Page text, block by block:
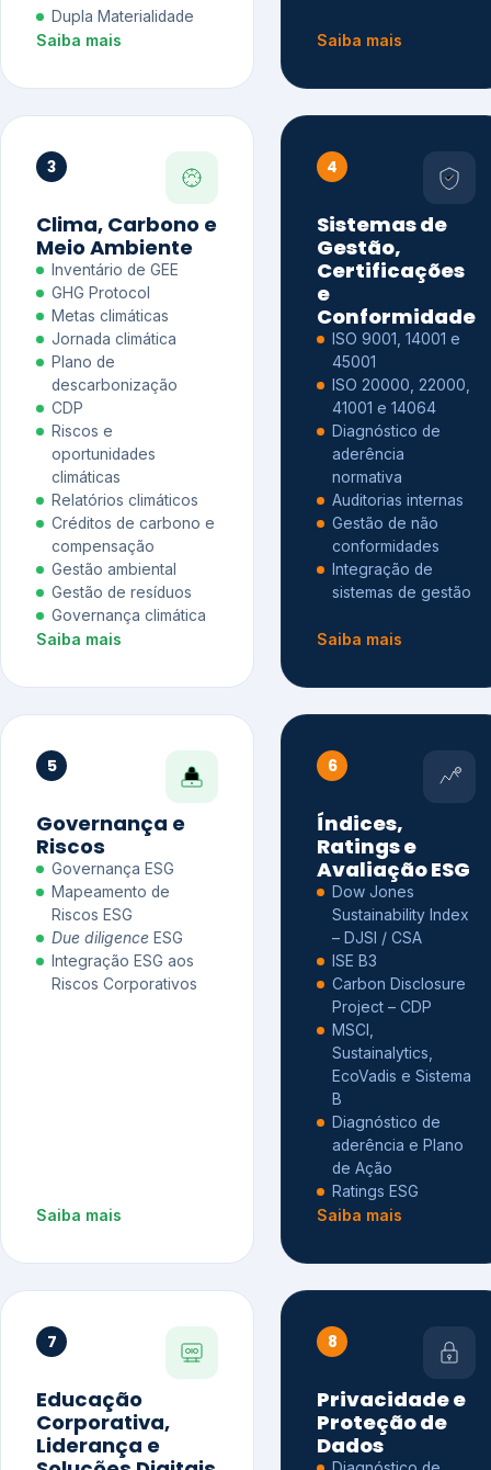
Dupla Materialidade
Saiba mais
Saiba mais
3
Clima, Carbono e
Meio Ambiente
Inventário de GEE
GHG Protocol
Metas climáticas
Jornada climática
Plano de
descarbonização
CDP
Riscos e
oportunidades
climáticas
Relatórios climáticos
Créditos de carbono e
compensação
Gestão ambiental
Gestão de resíduos
Governança climática
Saiba mais
4
Sistemas de
Gestão,
Certificações
e
Conformidade
ISO 9001, 14001 e
45001
ISO 20000, 22000,
41001 e 14064
Diagnóstico de
aderência
normativa
Auditorias internas
Gestão de não
conformidades
Integração de
sistemas de gestão
Saiba mais
5
Governança e
Riscos
Governança ESG
Mapeamento de
Riscos ESG
Due diligence ESG
Integração ESG aos
Riscos Corporativos
Saiba mais
6
Índices,
Ratings e
Avaliação ESG
Dow Jones
Sustainability Index
– DJSI / CSA
ISE B3
Carbon Disclosure
Project – CDP
MSCI,
Sustainalytics,
EcoVadis e Sistema
B
Diagnóstico de
aderência e Plano
de Ação
Ratings ESG
Saiba mais
7
Educação
Corporativa,
Liderança e
8
Privacidade e
Proteção de
Dados